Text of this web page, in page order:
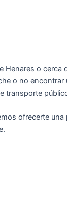
Henares o cerca
o no encontrar
transporte
ofrecerte una